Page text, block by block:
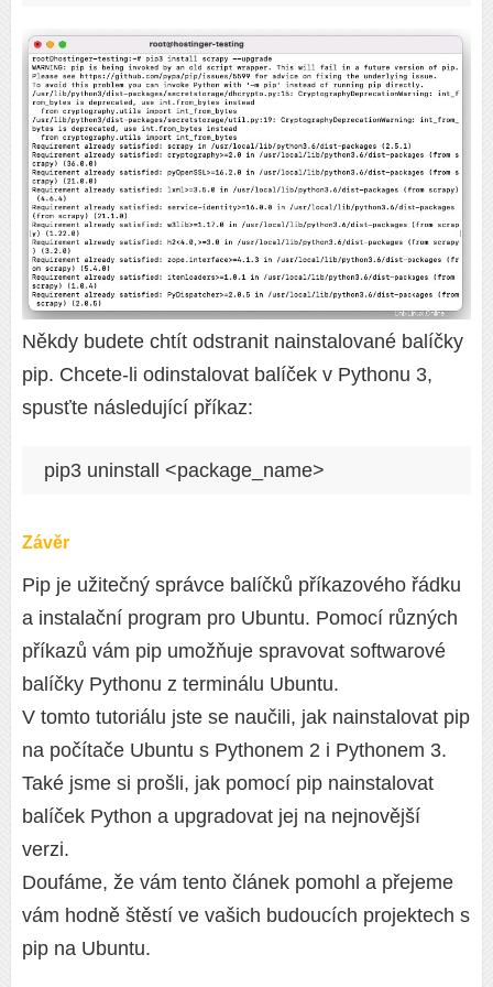
Někdy budete chtít odstranit nainstalované balíčky
pip. Chcete-li odinstalovat balíček v Pythonu 3,
spusťte následující příkaz:
pip3 uninstall <package_name>
Závěr
Pip je užitečný správce balíčků příkazového řádku
a instalační program pro Ubuntu. Pomocí různých
příkazů vám pip umožňuje spravovat softwarové
balíčky Pythonu z terminálu Ubuntu.
V tomto tutoriálu jste se naučili, jak nainstalovat pip
na počítače Ubuntu s Pythonem 2 i Pythonem 3.
Také jsme si prošli, jak pomocí pip nainstalovat
balíček Python a upgradovat jej na nejnovější
verzi.
Doufáme, že vám tento článek pomohl a přejeme
vám hodně štěstí ve vašich budoucích projektech s
pip na Ubuntu.